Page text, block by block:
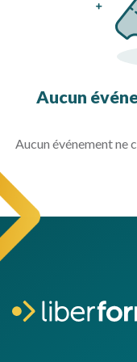
Aucun
Aucun événement ne